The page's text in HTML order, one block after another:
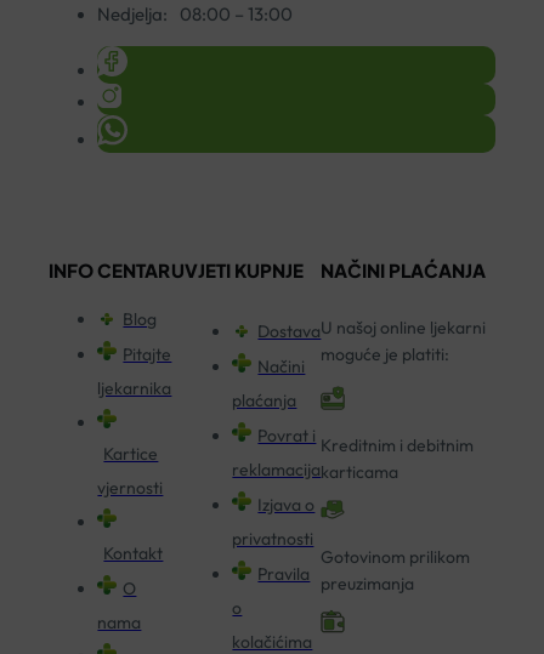
Nedjelja:
08:00 – 13:00
INFO CENTAR
Blog
Pitajte
ljekarnika
Kartice
vjernosti
Kontakt
O
nama
UVJETI KUPNJE
Dostava
Načini
plaćanja
Povrat i
reklamacija
Izjava o
privatnosti
Pravila
o
kolačićima
NAČINI PLAĆANJA
U našoj online ljekarni
moguće je platiti:
Kreditnim i debitnim
karticama
Gotovinom prilikom
preuzimanja